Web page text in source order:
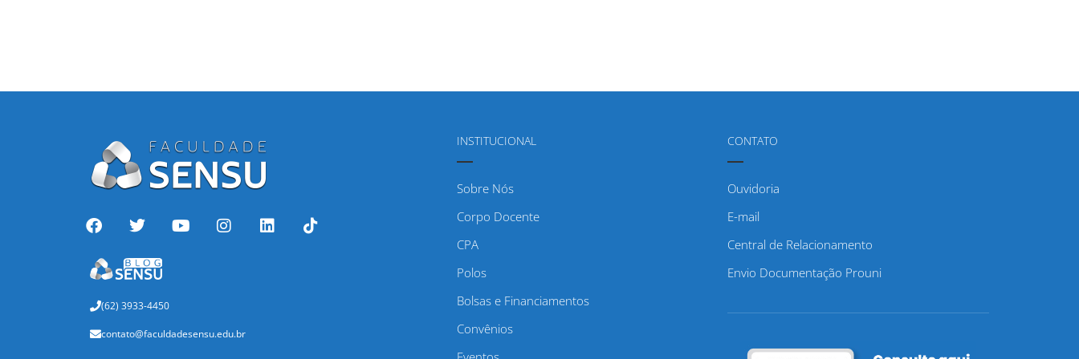
(62) 3933-4450
contato@faculdadesensu.edu.br
INSTITUCIONAL
Sobre Nós
Corpo Docente
CPA
Polos
Bolsas e Financiamentos
Convênios
CONTATO
Ouvidoria
E-mail
Central de Relacionamento
Envio Documentação Prouni